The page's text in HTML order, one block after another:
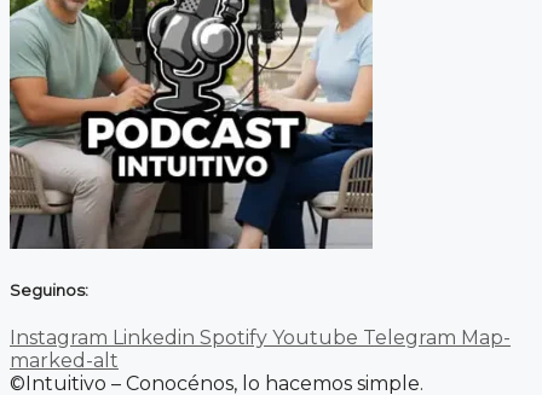
Seguinos:
Instagram Linkedin Spotify Youtube Telegram Map-
marked-alt
©Intuitivo – Conocénos, lo hacemos simple.